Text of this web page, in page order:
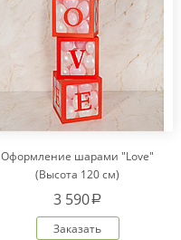
Оформление шарами "Love"
(Высота 120 см)
3 590a
Заказать